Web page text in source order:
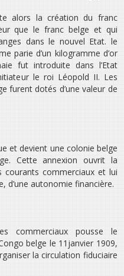
alors la création du franc
que le franc belge et qui
dans le nouvel Etat. le
parie d’un kilogramme d’or
fut introduite dans l’Etat
le roi Léopold II. Les
furent dotés d’une valeur de
et devient une colonie belge
Cette annexion ouvrit la
commerciaux et lui
d’une autonomie financière.
commerciaux pousse le
belge le 11janvier 1909,
la circulation fiduciaire